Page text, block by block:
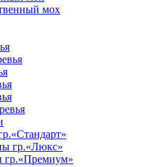
мох
гр.«Люкс»
гр.«Премиум»